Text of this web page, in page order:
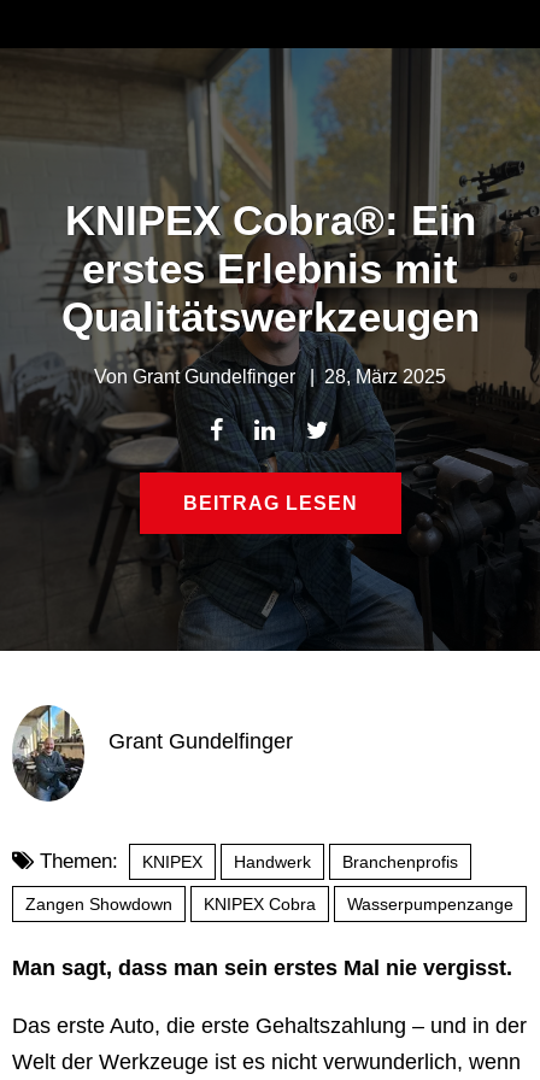
KNIPEX Cobra®: Ein
erstes Erlebnis mit
Qualitätswerkzeugen
Von Grant Gundelfinger|28, März 2025
BEITRAG LESEN
Grant Gundelfinger
Themen: KNIPEX Handwerk Branchenprofis
Zangen Showdown KNIPEX Cobra Wasserpumpenzange
Man sagt, dass man sein erstes Mal nie vergisst.
Das erste Auto, die erste Gehaltszahlung – und in der
Welt der Werkzeuge ist es nicht verwunderlich, wenn